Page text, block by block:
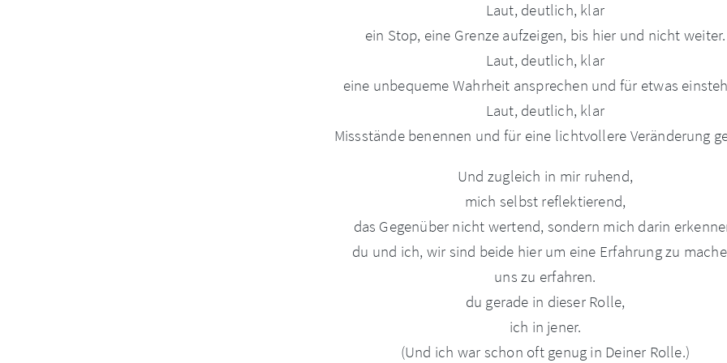
Laut, deutlich, klar
ein Stop, eine Grenze aufzeigen, bis hier und nicht weiter.
Laut, deutlich, klar
eine unbequeme Wahrheit ansprechen und für etwas
Laut, deutlich, klar
Missstände benennen und für eine lichtvollere Veränderung
Und zugleich in mir ruhend,
mich selbst reflektierend,
das Gegenüber nicht wertend, sondern mich darin
du und ich, wir sind beide hier um eine Erfahrung zu
uns zu erfahren.
du gerade in dieser Rolle,
ich in jener.
(Und ich war schon oft genug in Deiner Rolle.)